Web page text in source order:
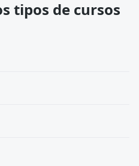
tipos de cursos